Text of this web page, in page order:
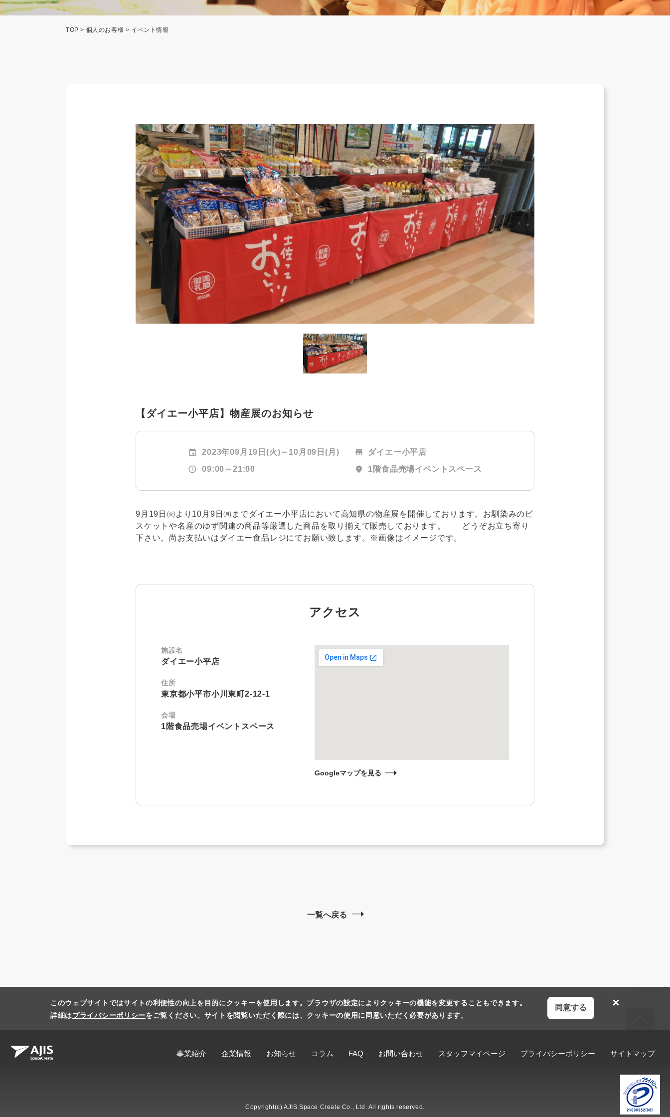
TOP > 個人のお客様 > イベント情報
【ダイエー小平店】物産展のお知らせ
event 2023年09月19日(火)～ 10月09日(月)
schedule 09:00～21:00
store ダイエー小平店
location_on 1階食品売場イベントスペース
9月19日㈫より10月9日㈪までダイエー小平店において高知県の物産展を開催しております。お馴染みのビ
スケットや名産のゆず関連の商品等厳選した商品を取り揃えて販売しております。 どうぞお立ち寄り
下さい。尚お支払いはダイエー食品レジにてお願い致します。※画像はイメージです。
アクセス
施設名
ダイエー小平店
住所
東京都小平市小川東町2-12-1
会場
1階食品売場イベントスペース
Googleマップを見る
一覧へ戻る
事業紹介 企業情報 お知らせ コラム FAQ お問い合わせ スタッフマイページ プライバシーポリシー サイトマップ
Copyright(c) AJIS Space Create Co., Ltd. All rights reserved.
このウェブサイトではサイトの利便性の向上を目的にクッキーを使用します。ブラウザの設定によりクッキーの機能を変更することもできます。
詳細はプライバシーポリシーをご覧ください。サイトを閲覧いただく際には、クッキーの使用に同意いただく必要があります。
同意する ×